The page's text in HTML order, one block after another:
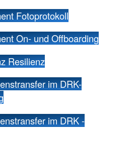
Fotoprotokoll
On- und Offboarding
Resilienz
im DRK-
im DRK -